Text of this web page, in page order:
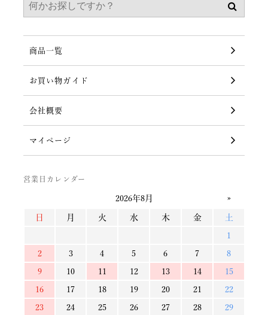
商品一覧
お買い物ガイド
会社概要
マイページ
営業日カレンダー